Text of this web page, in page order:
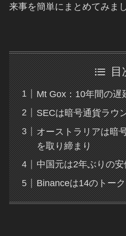
来事を簡単にまとめてみまし
目
Mt Gox：10年間の遅
SECは暗号通貨ラウ
オーストラリアは暗
を取り締まり
中国元は2年ぶりの
Binanceは14のトー